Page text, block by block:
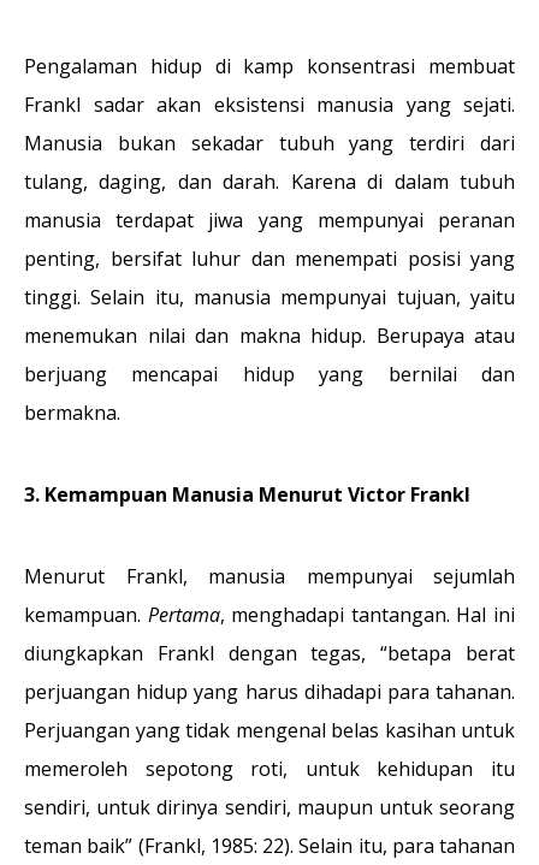
Pengalaman hidup di kamp konsentrasi membuat
Frankl sadar akan eksistensi manusia yang sejati.
Manusia bukan sekadar tubuh yang terdiri dari
tulang, daging, dan darah. Karena di dalam tubuh
manusia terdapat jiwa yang mempunyai peranan
penting, bersifat luhur dan menempati posisi yang
tinggi. Selain itu, manusia mempunyai tujuan, yaitu
menemukan nilai dan makna hidup. Berupaya atau
berjuang mencapai hidup yang bernilai dan
bermakna.
3. Kemampuan Manusia Menurut Victor Frankl
Menurut Frankl, manusia mempunyai sejumlah
kemampuan. Pertama, menghadapi tantangan. Hal ini
diungkapkan Frankl dengan tegas, “betapa berat
perjuangan hidup yang harus dihadapi para tahanan.
Perjuangan yang tidak mengenal belas kasihan untuk
memeroleh sepotong roti, untuk kehidupan itu
sendiri, untuk dirinya sendiri, maupun untuk seorang
teman baik” (Frankl, 1985: 22). Selain itu, para tahanan